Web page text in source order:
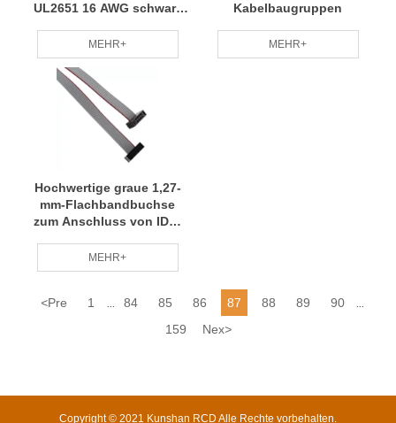
UL2651 16 AWG schwarz
MEHR+
Kabelbaugruppen
MEHR+
Hochwertige graue 1,27-
mm-Flachbandbuchse
zum Anschluss von IDC-
MEHR+
<Pre 1 84 85 86 87 88 89 90
159 Nex>
Copyright © 2021 Kunshan RCD Alle Rechte vorbehalten.